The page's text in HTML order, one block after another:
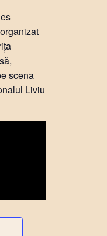
scena
Liviu